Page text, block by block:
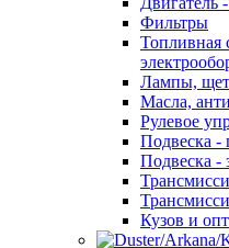
Фильтры
Топливная
Лампы,
Масла,
Рулевое
Подвеска -
Подвеска -
Кузов и